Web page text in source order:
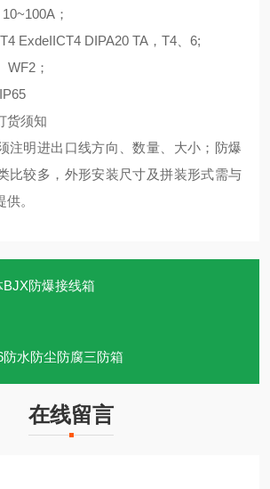
；
ExdeIICT4 DIPA20 TA，T4、6;
WF2；
货须知
注明进出口线方向、数量、大小；防爆
比较多，外形安装尺寸及拼装形式需与
。
BJX防爆接线箱
防水防尘防腐三防箱
在线留言